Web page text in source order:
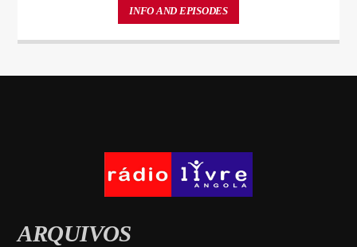
pellentesque varius mauris. Sed eu congue nulla, et tincidunt justo.
Aliquam semper faucibus odio id varius. Suspendisse varius laoreet
sodales.
INFO AND EPISODES
ARQUIVOS